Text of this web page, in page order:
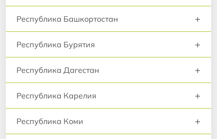
Республика Башкортостан +
Республика Бурятия +
Республика Дагестан +
Республика Карелия +
Республика Коми +